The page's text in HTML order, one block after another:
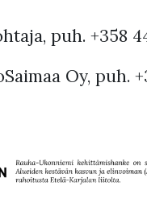
puh. +358 44
Oy, puh.